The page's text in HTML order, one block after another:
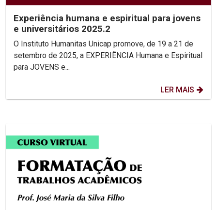
Experiência humana e espiritual para jovens
e universitários 2025.2
O Instituto Humanitas Unicap promove, de 19 a 21 de
setembro de 2025, a EXPERIÊNCIA Humana e Espiritual
para JOVENS e...
LER MAIS